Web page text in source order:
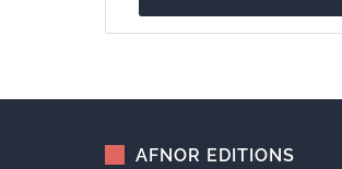
AFNOR EDITIONS